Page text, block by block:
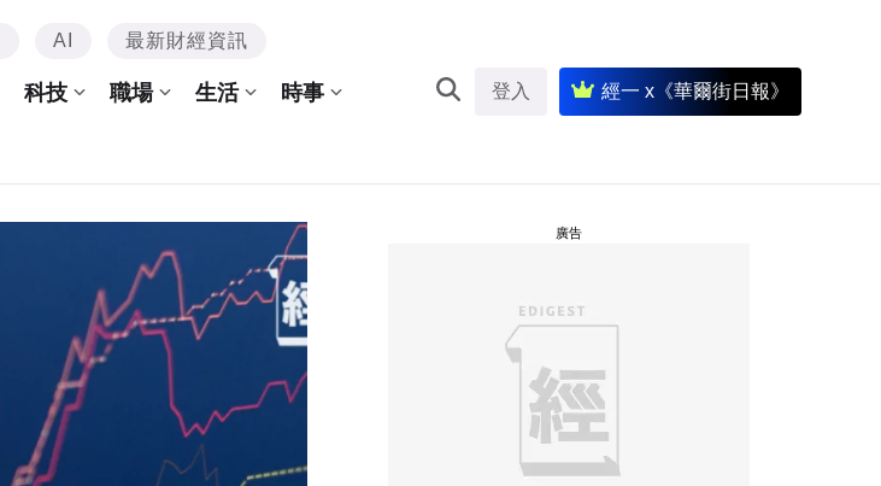
AI 最新財經資訊
科技 職場 生活 時事 登入 經一 x《華爾街日報》
廣告